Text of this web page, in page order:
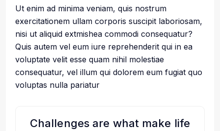
Ut enim ad minima veniam, quis nostrum
exercitationem ullam corporis suscipit laboriosam,
nisi ut aliquid extmishea commodi consequatur?
Quis autem vel eum iure reprehenderit qui in ea
voluptate velit esse quam nihil molestiae
consequatur, vel illum qui dolorem eum fugiat quo
voluptas nulla pariatur
Challenges are what make life